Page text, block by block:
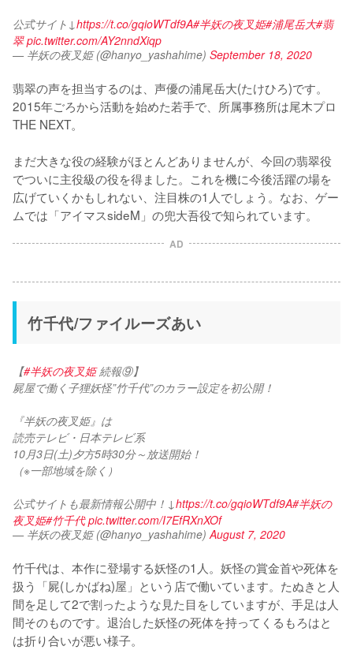
公式サイト↓https://t.co/gqioWTdf9A#半妖の夜叉姫#浦尾岳大#翡
翠 pic.twitter.com/AY2nndXiqp
— 半妖の夜叉姫 (@hanyo_yashahime) September 18, 2020
翡翠の声を担当するのは、声優の浦尾岳大(たけひろ)です。
2015年ごろから活動を始めた若手で、所属事務所は尾木プロ
THE NEXT。
まだ大きな役の経験がほとんどありませんが、今回の翡翠役
でついに主役級の役を得ました。これを機に今後活躍の場を
広げていくかもしれない、注目株の1人でしょう。なお、ゲー
ムでは「アイマスsideM」の兜大吾役で知られています。
AD
竹千代/ファイルーズあい
【#半妖の夜叉姫 続報⑨】
屍屋で働く子狸妖怪”竹千代”のカラー設定を初公開！
『半妖の夜叉姫』は
読売テレビ・日本テレビ系
10月3日(土)夕方5時30分～放送開始！
（※一部地域を除く）
公式サイトも最新情報公開中！↓https://t.co/gqioWTdf9A#半妖の
夜叉姫#竹千代 pic.twitter.com/I7EfRXnXOf
— 半妖の夜叉姫 (@hanyo_yashahime)August 7, 2020
竹千代は、本作に登場する妖怪の1人。妖怪の賞金首や死体を
扱う「屍(しかばね)屋」という店で働いています。たぬきと人
間を足して2で割ったような見た目をしていますが、手足は人
間そのものです。退治した妖怪の死体を持ってくるもろはと
は折り合いが悪い様子。